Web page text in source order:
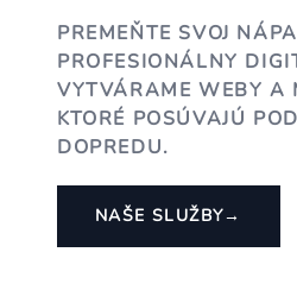
PREMEŇTE SVOJ
PROFESIONÁLNY
VYTVÁRAME WEBY A
KTORÉ POSÚVAJÚ
DOPREDU.
NAŠE SLUŽBY→